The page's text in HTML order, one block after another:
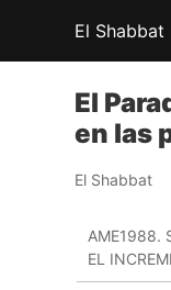
El
El
en las
El Shabbat
AME1988.
EL